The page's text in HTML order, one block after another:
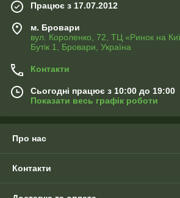
Працює з 17.07.2012
м. Бровари
вул. Короленко, 72, ТЦ «Ринок на
Бутік 1, Бровари, Україна
Контакти
Сьогодні працює з 10:00 до 19:00
Показати весь графік роботи
Про нас
Контакти